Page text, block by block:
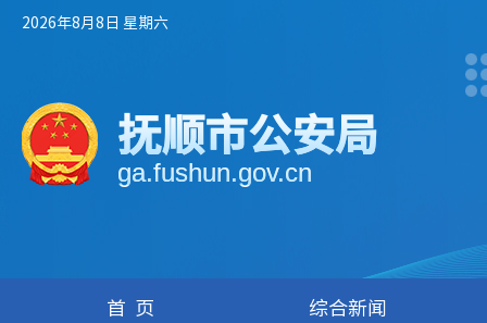
2026年8月8日 星期六
抚顺市公安局
ga.fushun.gov.cn
首页 综合新闻